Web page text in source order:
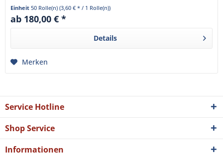
Einheit50 Rolle(n)(3,60 € * / 1 Rolle(n))
ab 180,00 € *
Details
Merken
Service Hotline
Shop Service
Informationen